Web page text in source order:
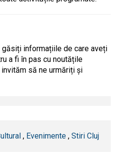
găsiți informațiile de care aveți
a fi în pas cu noutățile
invităm să ne urmăriți și
, Evenimente , Stiri Cluj